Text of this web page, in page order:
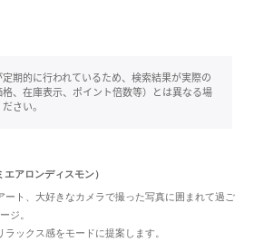
期的に行われているため、検索結果が実際の
、在庫表示、ポイント倍数等）とは異なる場
さい。
アロンディスモン）
ート、大好きなカメラで撮った写真に囲まれて過ご
ジ。
ックス感をモードに提案します。